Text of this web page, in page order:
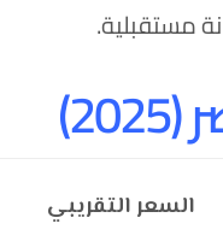
مستقبلية.
السعر التقريبي